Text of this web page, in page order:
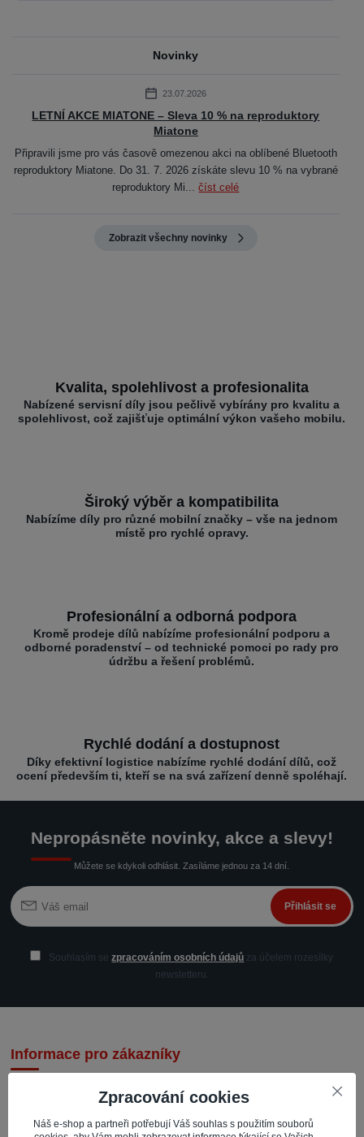
Novinky
23.07.2026
LETNÍ AKCE MIATONE – Sleva 10 % na reproduktory
Miatone
Připravili jsme pro vás časově omezenou akci na oblíbené Bluetooth
reproduktory Miatone. Do 31. 7. 2026 získáte slevu 10 % na vybrané
reproduktory Mi...číst celé
Zobrazit všechny novinky
Kvalita, spolehlivost a profesionalita
Nabízené servisní díly jsou pečlivě vybírány pro kvalitu a
spolehlivost, což zajišťuje optimální výkon vašeho mobilu.
Široký výběr a kompatibilita
Nabízíme díly pro různé mobilní značky – vše na jednom
místě pro rychlé opravy.
Profesionální a odborná podpora
Kromě prodeje dílů nabízíme profesionální podporu a
odborné poradenství – od technické pomoci po rady pro
údržbu a řešení problémů.
Rychlé dodání a dostupnost
Díky efektivní logistice nabízíme rychlé dodání dílů, což
ocení především ti, kteří se na svá zařízení denně spoléhají.
Nepropásněte novinky, akce a slevy!
Můžete se kdykoli odhlásit. Zasíláme jednou za 14 dní.
Přihlásit se
Souhlasím sezpracováním osobních údajů za účelem rozesílky
newsletteru.
Informace pro zákazníky
Zpracování cookies
Náš e-shop a partneři potřebují Váš souhlas s použitím souborů